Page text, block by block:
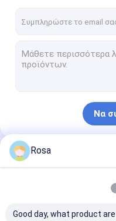
Να
Οι Κατηγορίες Μας
Rosa
Good day, what product